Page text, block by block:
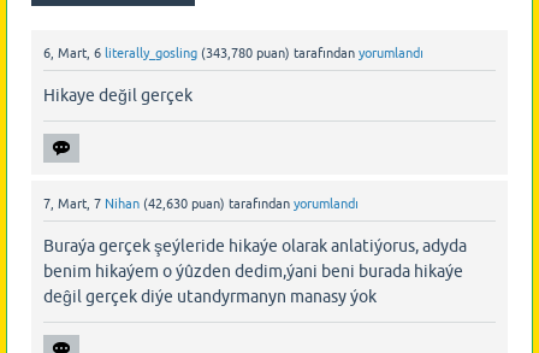
6, Mart, 6 literally_gosling (343,780 puan) tarafından yorumlandı
Hikaye değil gerçek
7, Mart, 7 Nihan (42,630 puan) tarafından yorumlandı
Buraýa gerçek şeýleride hikaýe olarak anlatiýorus, adyda
benim hikaýem o ýûzden dedim,ýani beni burada hikaýe
deĝil gerçek diýe utandyrmanyn manasy ýok